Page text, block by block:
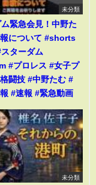
未分類
緊急会見！中野た
について #shorts
ターダム
#プロレス #女子プ
闘技 #中野たむ #
#速報 #緊急動画
未分類